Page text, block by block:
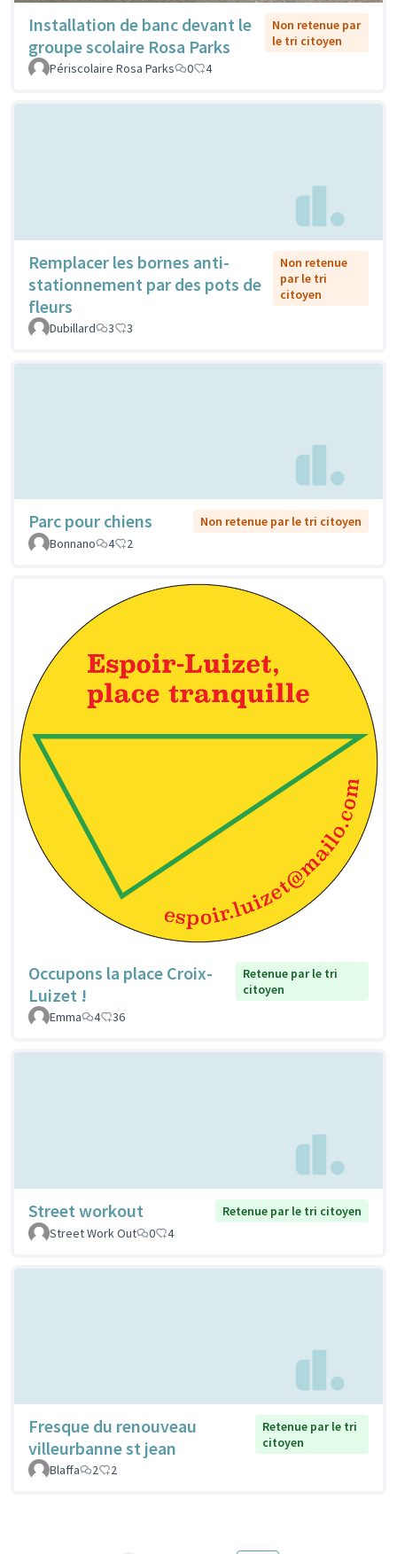
Installation de banc devant le
groupe scolaire Rosa Parks
Non retenue par
le tri citoyen
Périscolaire Rosa Parks
0 4
Remplacer les bornes anti-
stationnement par des pots de
fleurs
Non retenue
par le tri
citoyen
Dubillard 3 3
Parc pour chiens
Non retenue par le tri citoyen
Bonnano
4 2
Occupons la place Croix-
Luizet !
Retenue par le tri
citoyen
Emma
4 36
Street workout
Retenue par le tri citoyen
Street Work Out
0 4
Fresque du renouveau
villeurbanne st jean
Retenue par le tri
citoyen
Blaffa
2 2